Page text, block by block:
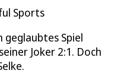
Sports
geglaubtes Spiel
Joker 2:1. Doch